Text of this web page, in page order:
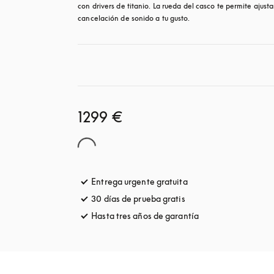
con drivers de titanio. La rueda del casco te permite
cancelación de sonido a tu gusto.
1299 €
Entrega urgente gratuitaapertura en una
30 días de prueba gratis
Hasta tres años de garantíaapertura en una